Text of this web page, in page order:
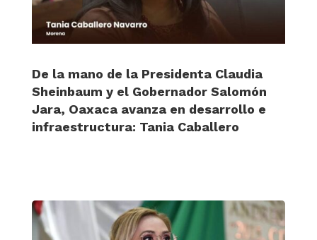
De la mano de la Presidenta Claudia
Sheinbaum y el Gobernador Salomón
Jara, Oaxaca avanza en desarrollo e
infraestructura: Tania Caballero